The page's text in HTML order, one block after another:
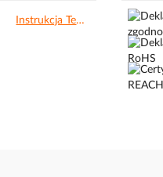
Instrukcja Techniczna.pdf